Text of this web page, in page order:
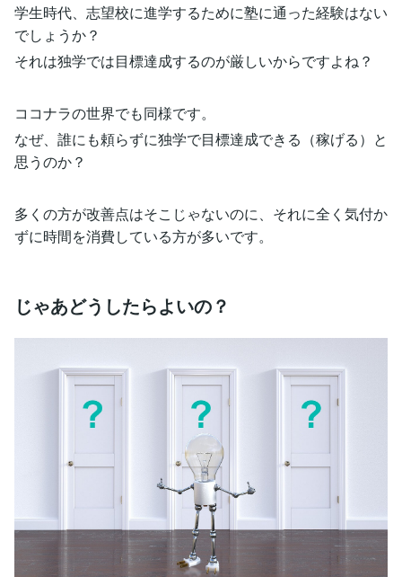
学生時代、志望校に進学するために塾に通った経験はない
でしょうか？
それは独学では目標達成するのが厳しいからですよね？
ココナラの世界でも同様です。
なぜ、誰にも頼らずに独学で目標達成できる（稼げる）と
思うのか？
多くの方が改善点はそこじゃないのに、それに全く気付か
ずに時間を消費している方が多いです。
じゃあどうしたらよいの？